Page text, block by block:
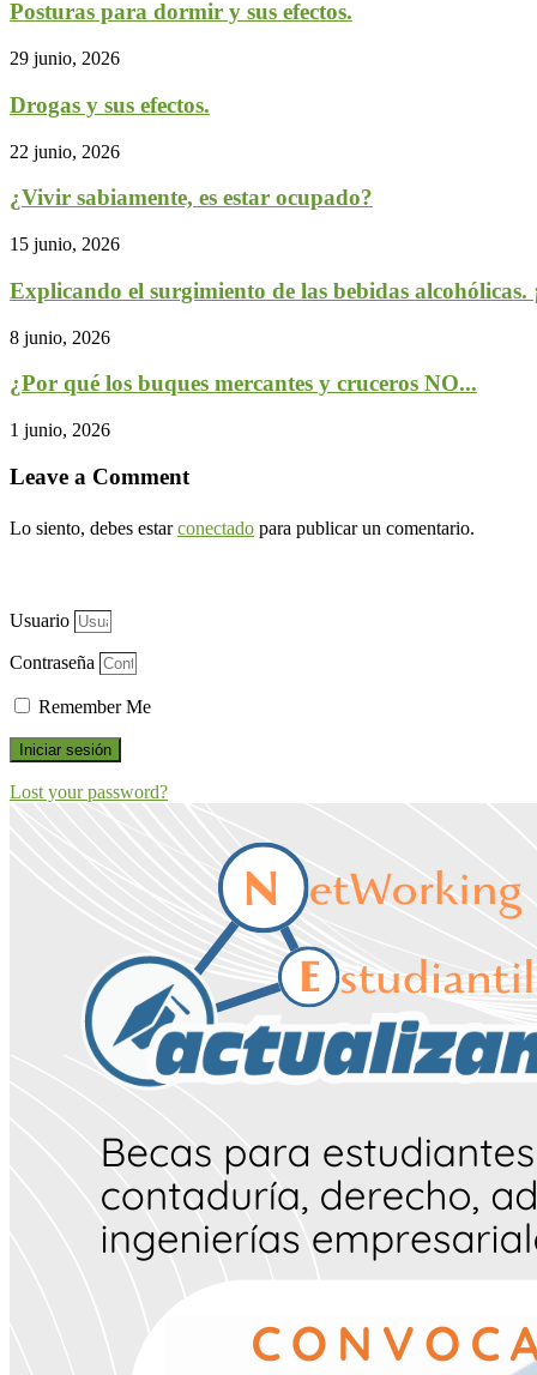
Posturas para dormir y sus efectos.
29 junio, 2026
Drogas y sus efectos.
22 junio, 2026
¿Vivir sabiamente, es estar ocupado?
15 junio, 2026
Explicando el surgimiento de las bebidas alcohólicas.
8 junio, 2026
¿Por qué los buques mercantes y cruceros NO...
1 junio, 2026
Leave a Comment
Lo siento, debes estarconectado para publicar un comentario.
Usuario
Contraseña
Remember Me
Iniciar sesión
Lost your password?